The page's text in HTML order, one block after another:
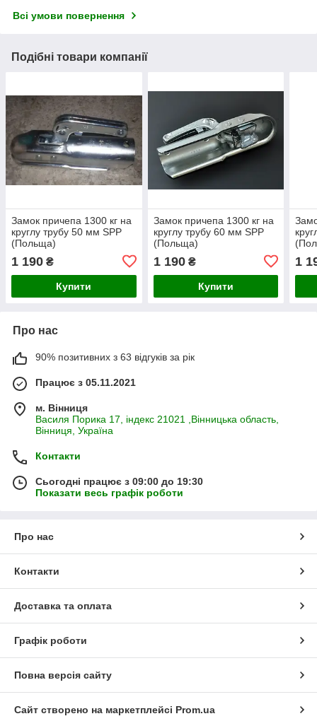
Всі умови повернення
Подібні товари компанії
Замок причепа 1300 кг на
круглу трубу 50 мм SPP
(Польща)
1 190 ₴
Купити
Замок причепа 1300 кг на
круглу трубу 60 мм SPP
(Польща)
1 190₴
Купити
1
Про нас
90% позитивних з 63 відгуків за рік
Працює з 05.11.2021
м. Вінниця
Василя Порика 17, індекс 21021 ,Вінницька область,
Вінниця, Україна
Контакти
Сьогодні працює з 09:00 до 19:30
Показати весь графік роботи
Про нас
Контакти
Доставка та оплата
Графік роботи
Повна версія сайту
Сайт створено на маркетплейсі Prom.ua